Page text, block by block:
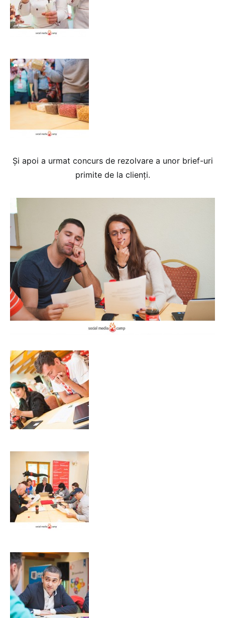
Și apoi a urmat concurs de rezolvare a unor brief-uri
primite de la clienți.